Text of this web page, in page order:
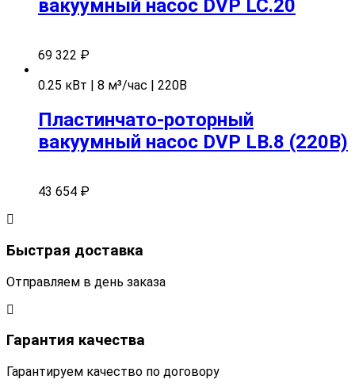
вакуумный насос DVP LC.20
69 322 ₽
0.25 кВт | 8 м³/час | 220В
Пластинчато-роторный
вакуумный насос DVP LB.8 (220В)
43 654 ₽
Быстрая доставка
Отправляем в день заказа
Гарантия качества
Гарантируем качество по договору